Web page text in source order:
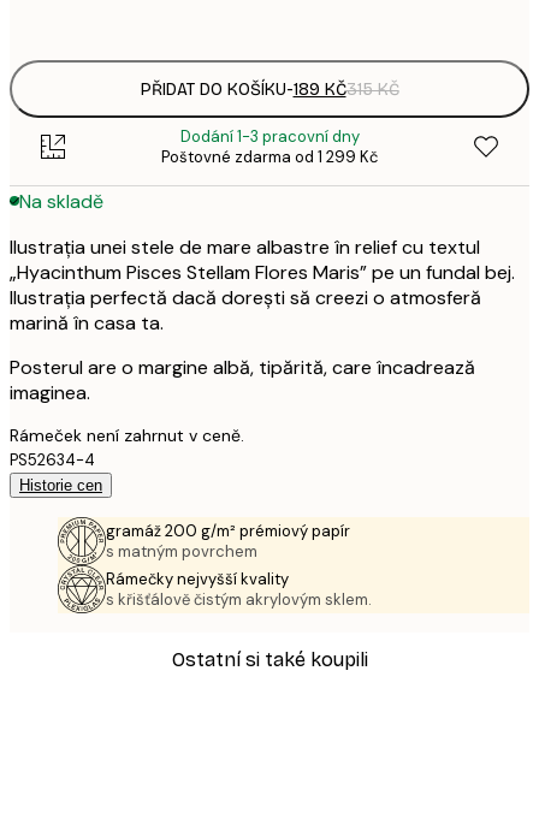
PŘIDAT DO KOŠÍKU-189 KČ315 KČ
Dodání 1-3 pracovní dny
Poštovné zdarma od 1 299 Kč
Na skladě
Ilustrația unei stele de mare albastre în relief cu textul
„Hyacinthum Pisces Stellam Flores Maris” pe un fundal bej.
Ilustrația perfectă dacă dorești să creezi o atmosferă
marină în casa ta.
Posterul are o margine albă, tipărită, care încadrează
imaginea.
Rámeček není zahrnut v ceně.
PS52634-4
Historie cen
gramáž 200 g/m² prémiový papír
s matným povrchem
Rámečky nejvyšší kvality
s křišťálově čistým akrylovým sklem.
Ostatní si také koupili